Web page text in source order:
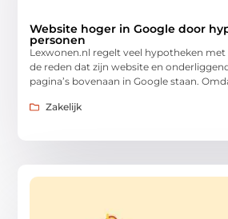
Website hoger in Google door
personen
Lexwonen.nl regelt veel hypotheken met
de reden dat zijn website en
pagina’s bovenaan in Google staan.
Zakelijk